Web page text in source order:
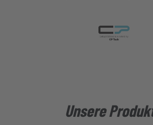
Unsere